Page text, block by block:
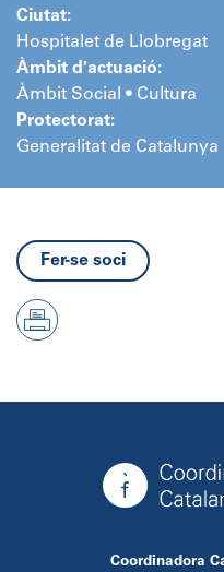
Ciutat:
Hospitalet de Llobregat
Àmbit d'actuació:
Àmbit Social • Cultura
Protectorat:
Generalitat de Catalunya
Fer-se soci
Coordinadora